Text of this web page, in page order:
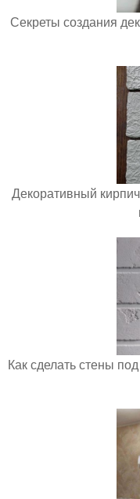
Секреты создания
Декоративный
Как сделать стены